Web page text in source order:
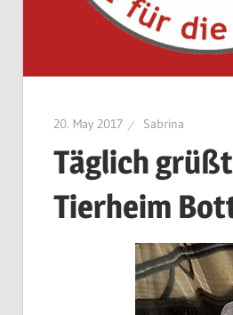
20. May 2017 Sabrina
Täglich
Tierheim